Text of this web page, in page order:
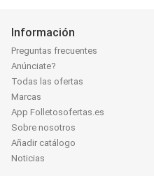
Información
Preguntas frecuentes
Anúnciate?
Todas las ofertas
Marcas
App Folletosofertas.es
Sobre nosotros
Añadir catálogo
Noticias